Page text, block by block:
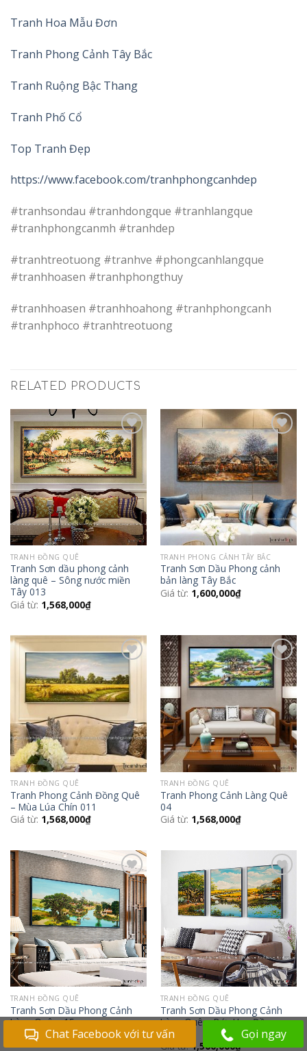
Tranh Hoa Mẫu Đơn
Tranh Phong Cảnh Tây Bắc
Tranh Ruộng Bậc Thang
Tranh Phố Cổ
Top Tranh Đẹp
https://www.facebook.com/tranhphongcanhdep
#tranhsondau #tranhdongque #tranhlangque
#tranhphongcanmh #tranhdep
#tranhtreotuong #tranhve #phongcanhlangque
#tranhhoasen #tranhphongthuy
#tranhhoasen #tranhhoahong #tranhphongcanh
#tranhphoco #tranhtreotuong
RELATED PRODUCTS
Add to
Wishlist
TRANH ĐỒNG QUÊ
Tranh Sơn dầu phong cảnh
làng quê – Sông nước miền
Tây 013
Giá từ: 1,568,000₫
Add to
Wishlist
TRANH PHONG CẢNH TÂY BẮC
Tranh Sơn Dầu Phong cảnh
bản làng Tây Bắc
Giá từ: 1,600,000₫
Wishlist
TRANH ĐỒNG QUÊ
Tranh Phong Cảnh Đồng Quê
– Mùa Lúa Chín 011
Giá từ: 1,568,000₫
Add to
Wishlist
TRANH ĐỒNG QUÊ
Tranh Phong Cảnh Làng Quê
04
Giá từ: 1,568,000₫
Add to
Wishlist
TRANH ĐỒNG QUÊ
Tranh Sơn Dầu Phong Cảnh
Làng Quê – 15
Giá từ: 1,568,000₫
Add to
Wishlist
TRANH ĐỒNG QUÊ
Tranh Sơn Dầu Phong Cảnh
Làng Quê – Bức Họa Đồng
Quê 02
Giá từ:1,500,000₫
Chat Facebook với tư vấn Gọi ngay